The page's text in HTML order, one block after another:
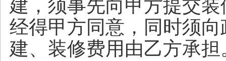
建，须事先向甲方提交
经得甲方同意，同时须
建、装修费用由乙方承担